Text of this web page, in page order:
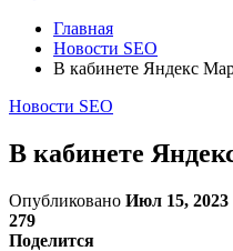
Главная
Новости SEO
В кабинете Яндекс
Новости SEO
В кабинете
Опубликовано Июл 15, 2023
279
Поделится